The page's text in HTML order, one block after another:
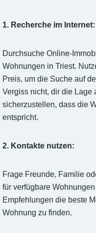
1. Recherche im Internet:
Durchsuche Online-
Wohnungen in Triest.
Preis, um die Suche auf
Vergiss nicht, dir die Lage
sicherzustellen, dass die
entspricht.
2. Kontakte nutzen:
Frage Freunde, Familie
für verfügbare
Empfehlungen die beste
Wohnung zu finden.